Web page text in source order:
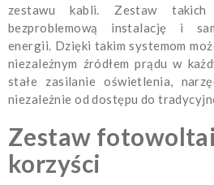
zestawu kabli. Zestaw takich
bezproblemową instalację i
energii. Dzięki takim systemom
niezależnym źródłem prądu w
stałe zasilanie oświetlenia,
niezależnie od dostępu do
Zestaw
korzyści